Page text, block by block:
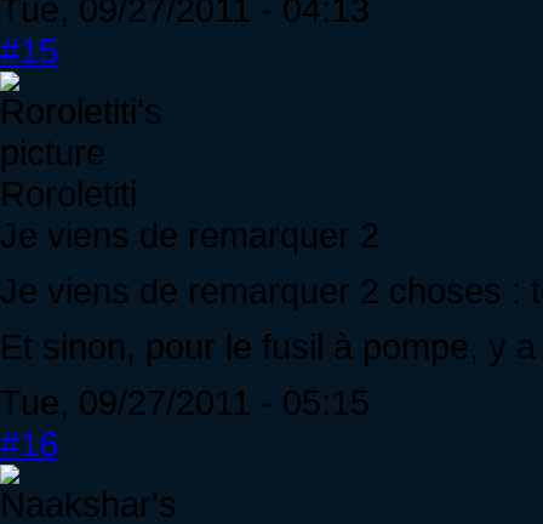
Tue, 09/27/2011 - 04:13
#15
Roroletiti
Je viens de remarquer 2
Je viens de remarquer 2 choses :
Et sinon, pour le fusil à pompe, y
Tue, 09/27/2011 - 05:15
#16